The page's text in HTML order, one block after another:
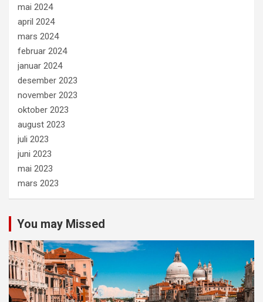
mai 2024
april 2024
mars 2024
februar 2024
januar 2024
desember 2023
november 2023
oktober 2023
august 2023
juli 2023
juni 2023
mai 2023
mars 2023
You may Missed